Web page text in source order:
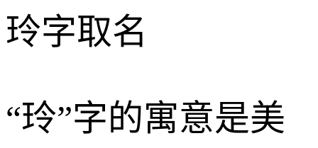
玲字取名
“玲”字的寓意是美